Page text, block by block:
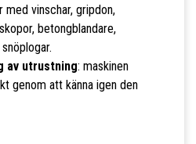
med vinschar, gripdon,
betongblandare,
av utrustning: maskinen
genom att känna igen den